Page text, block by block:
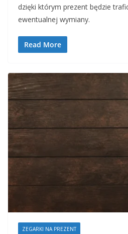
dzięki którym prezent będzie
ewentualnej wymiany.
Read More
ZEGARKI NA PREZENT